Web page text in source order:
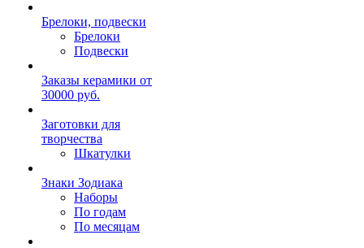
Брелоки, подвески
Брелоки
Подвески
Заказы керамики от
30000 руб.
Заготовки для
творчества
Шкатулки
Знаки Зодиака
Наборы
По годам
По месяцам